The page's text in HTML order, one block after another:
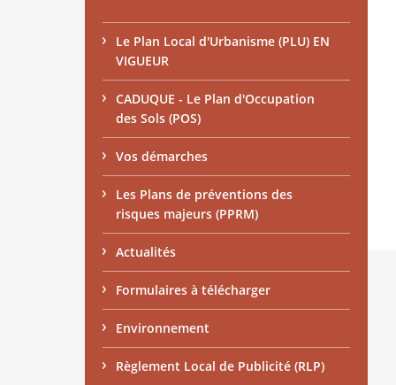
Le Plan Local d'Urbanisme (PLU) EN
VIGUEUR
CADUQUE - Le Plan d'Occupation
des Sols (POS)
Vos démarches
Les Plans de préventions des
risques majeurs (PPRM)
Actualités
Formulaires à télécharger
Environnement
Règlement Local de Publicité (RLP)